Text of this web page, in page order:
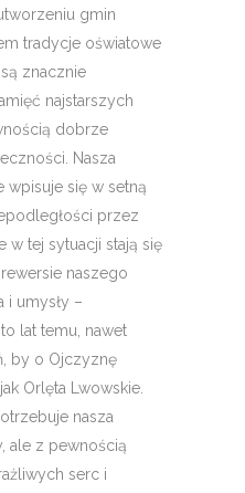
gmin
tradycje oświatowe
znacznie
najstarszych
dobrze
Nasza
wpisuje się w setną
przez
w tej sytuacji stają się
naszego
i umysły –
lat temu, nawet
by o Ojczyznę
Orlęta Lwowskie.
nasza
ale z pewnością
serc i